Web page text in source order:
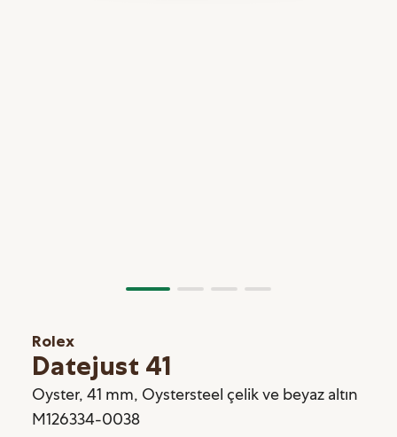
Rolex
Datejust 41
Oyster, 41 mm, Oystersteel çelik ve beyaz altın
M126334-0038